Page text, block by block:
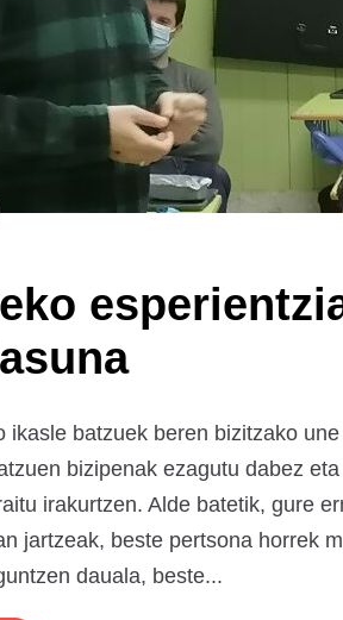
ikasle batzuek beren bizitzako
bizipenak ezagutu dabez
irakurtzen. Alde batetik, gure
jartzeak, beste pertsona horrek
dauala, beste...